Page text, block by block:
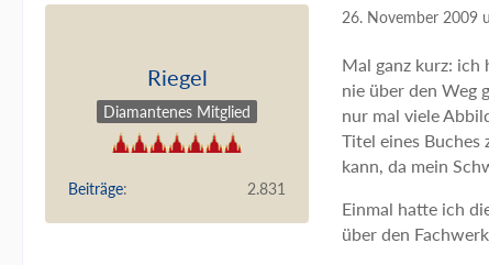
Riegel
Diamantenes Mitglied
Beiträge 2.831
26. November 2009
Mal ganz kurz: ich
nie über den Weg
nur mal viele
Titel eines Buches
kann, da mein
Einmal hatte ich
über den